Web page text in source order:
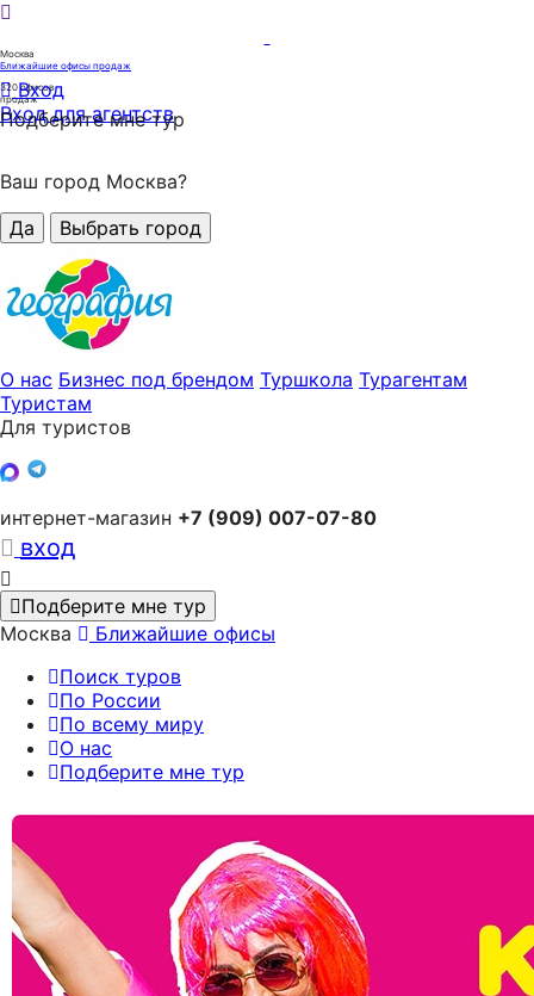
Москва
Ближайшие офисы продаж
320офисов
продаж
Вход
Вход для агентств
Подберите мне тур
Ваш город Москва?
Да
Выбрать город
О нас Бизнес под брендом Туршкола Турагентам
Туристам
Для туристов
интернет-магазин +7 (909) 007-07-80
вход
Подберите мне тур
Москва
Ближайшие офисы
Поиск туров
По России
По всему миру
О нас
Подберите мне тур